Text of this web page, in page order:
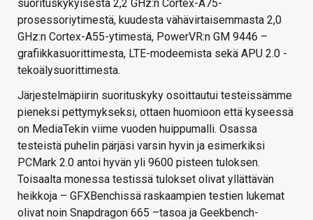
suorituskykyisestä 2,2 GHz:n Cortex-A75-
prosessoriytimestä, kuudesta vähävirtaisemmasta 2,0
GHz:n Cortex-A55-ytimestä, PowerVR:n GM 9446 –
grafiikkasuorittimesta, LTE-modeemista sekä APU 2.0 -
tekoälysuorittimesta.
Järjestelmäpiirin suorituskyky osoittautui testeissämme
pieneksi pettymykseksi, ottaen huomioon että kyseessä
on MediaTekin viime vuoden huippumalli. Osassa
testeistä puhelin pärjäsi varsin hyvin ja esimerkiksi
PCMark 2.0 antoi hyvän yli 9600 pisteen tuloksen.
Toisaalta monessa testissä tulokset olivat yllättävän
heikkoja – GFXBenchissä raskaampien testien lukemat
olivat noin Snapdragon 665 –tasoa ja Geekbench-